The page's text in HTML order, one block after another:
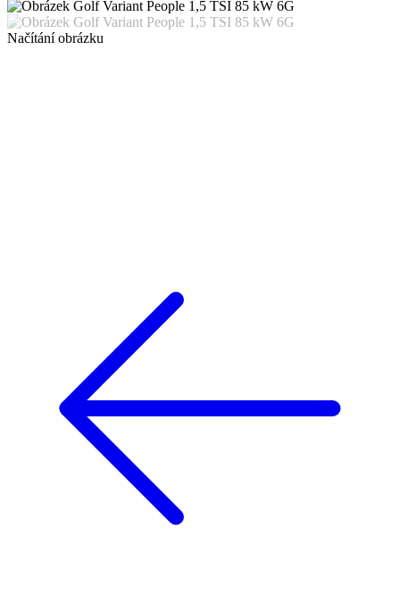
Načítání obrázku